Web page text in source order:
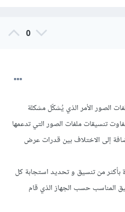
0
الصور الأمر الذي يُشكّل مشكلة
تنسيقات ملفات الصور التي تدعمها
إلى الاختلاف بين قدرات عرض
من تنسيق و تحديد استجابة كل
المناسب حسب الجهاز الذي قام